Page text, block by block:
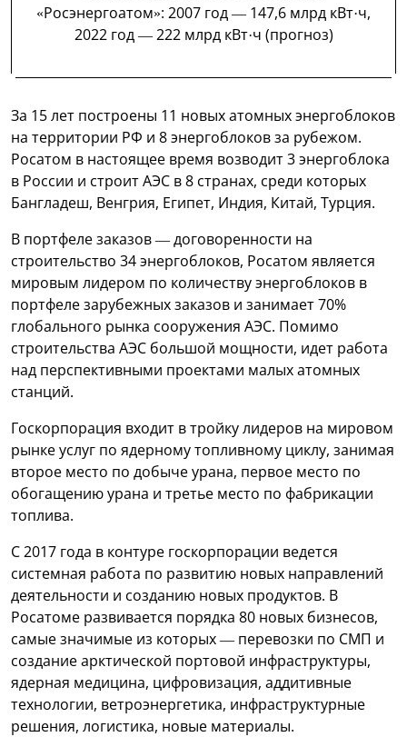
«Росэнергоатом»: 2007 год — 147,6 млрд кВт·ч,
2022 год — 222 млрд кВт·ч (прогноз)
За 15 лет построены 11 новых атомных энергоблоков
на территории РФ и 8 энергоблоков за рубежом.
Росатом в настоящее время возводит 3 энергоблока
в России и строит АЭС в 8 странах, среди которых
Бангладеш, Венгрия, Египет, Индия, Китай, Турция.
В портфеле заказов — договоренности на
строительство 34 энергоблоков, Росатом является
мировым лидером по количеству энергоблоков в
портфеле зарубежных заказов и занимает 70%
глобального рынка сооружения АЭС. Помимо
строительства АЭС большой мощности, идет работа
над перспективными проектами малых атомных
станций.
Госкорпорация входит в тройку лидеров на мировом
рынке услуг по ядерному топливному циклу, занимая
второе место по добыче урана, первое место по
обогащению урана и третье место по фабрикации
топлива.
С 2017 года в контуре госкорпорации ведется
системная работа по развитию новых направлений
деятельности и созданию новых продуктов. В
Росатоме развивается порядка 80 новых бизнесов,
самые значимые из которых — перевозки по СМП и
создание арктической портовой инфраструктуры,
ядерная медицина, цифровизация, аддитивные
технологии, ветроэнергетика, инфраструктурные
решения, логистика, новые материалы.